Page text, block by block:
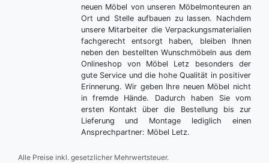
neuen Möbel von unseren Möbelmonteuren an
Ort und Stelle aufbauen zu lassen. Nachdem
unsere Mitarbeiter die Verpackungsmaterialien
fachgerecht entsorgt haben, bleiben Ihnen
neben den bestellten Wunschmöbeln aus dem
Onlineshop von Möbel Letz besonders der
gute Service und die hohe Qualität in positiver
Erinnerung. Wir geben Ihre neuen Möbel nicht
in fremde Hände. Dadurch haben Sie vom
ersten Kontakt über die Bestellung bis zur
Lieferung und Montage lediglich einen
Ansprechpartner: Möbel Letz.
Alle Preise inkl. gesetzlicher Mehrwertsteuer.